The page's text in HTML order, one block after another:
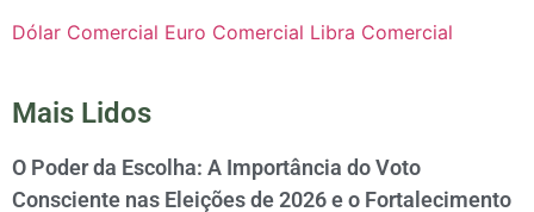
Dólar Comercial Euro Comercial Libra Comercial
Mais Lidos
O Poder da Escolha: A Importância do Voto
Consciente nas Eleições de 2026 e o Fortalecimento